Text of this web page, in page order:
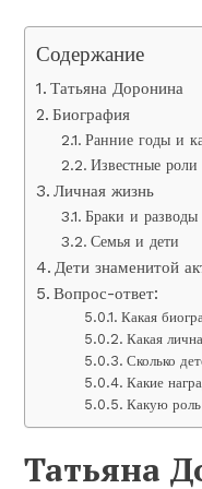
Содержание
Татьяна Доронина
Биография
Ранние годы и
Известные
Личная жизнь
Браки и разводы
Семья и дети
Дети знаменитой
Вопрос-ответ:
Какая
Какая
Сколько
Какие
Какую роль
Татьяна